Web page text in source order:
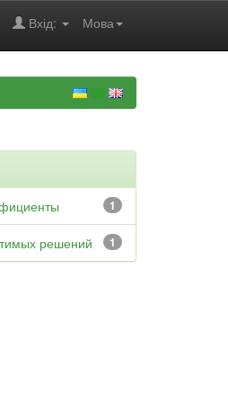
Мова
Вхід:
1
1
решений